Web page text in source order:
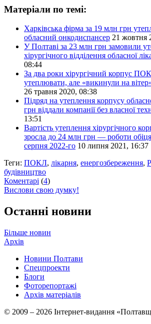
Матеріали по темі:
Харківська фірма за 19 млн грн
обласний онкодиспансер 21 жовтня
У Полтаві за 23 млн грн замовили
хірургічного відділення обласної
08:44
За два роки хірургічний корпус
утеплювати, але «викинули на
26 травня 2020, 08:38
Підряд на утеплення корпусу
грн віддали компанії без власної
13:51
Вартість утеплення хірургічного
зросла до 24 млн грн — роботи
серпня 2022-го 10 липня 2021, 16:37
Теги: ПОКЛ, лікарня, енергозбереження,
будівництво
Коментарі (4)
Вислови свою думку!
Останні новини
Більше новин
Архів
Новини Полтави
Спецпроекти
Блоги
Фоторепортажі
Архів матеріалів
© 2009 – 2026 Інтернет-видання